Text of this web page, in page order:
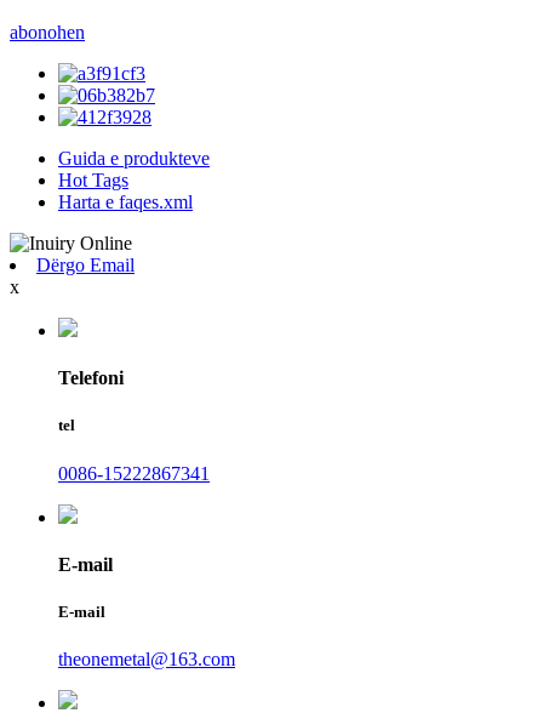
abonohen
Guida e produkteve
Hot Tags
Harta e faqes.xml
Dërgo Email
x
Telefoni
tel
0086-15222867341
E-mail
E-mail
theonemetal@163.com